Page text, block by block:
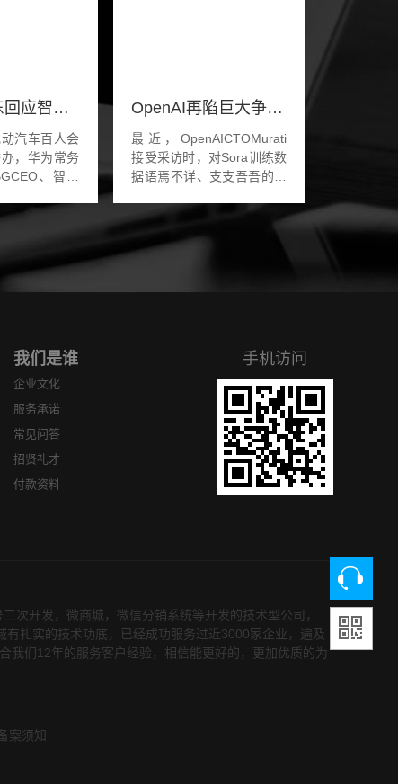
华为余承东回应智界S7交车慢：芯片缺货 预计4月恢复正常
汽车百人会
，华为常务
、智能
讲。余承东
车缓慢的原
OpenAI再陷巨大争议？Sora训练数据被质疑非法，CTO采访疯狂翻车
最近，OpenAICTOMurati
接受采访时，对Sora训练数
据语焉不详、支支吾吾的表
题。要是一个处理不好，
OpenAI就又要陷入巨额赔
偿金的诉讼之中了。」AI
我们是谁
企业文化
服务承诺
常见问答
招贤礼才
付款资料
手机访问
次开发，微商城，微信分销系统等开发的技术型公司，
扎实的技术功底，已经成功服务过近3000家企业，遍及
我们12年的服务客户经验，相信能更好的，更加优质的为
案须知